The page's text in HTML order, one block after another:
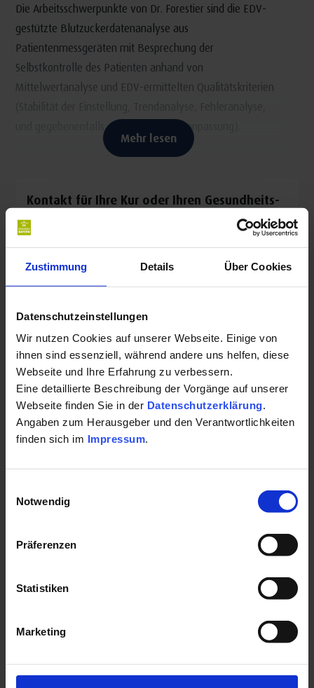
Zustimmung Details Über Cookies
Datenschutzeinstellungen
Wir nutzen Cookies auf unserer Webseite. Einige von
ihnen sind essenziell, während andere uns helfen, diese
Webseite und Ihre Erfahrung zu verbessern.
Eine detaillierte Beschreibung der Vorgänge auf unserer
Webseite finden Sie in der Datenschutzerklärung.
Angaben zum Herausgeber und den Verantwortlichkeiten
finden sich im Impressum.
Notwendig
Präferenzen
Statistiken
Marketing
Die Arbeitsschwerpunkte von Dr. Forestier sind die EDV-
gestützte Blutzuckerdatenanalyse aus
Patientenmessgeräten mit Besprechung der
Selbstkontrolle des Patienten anhand von
Mittelwertanalyse und EDV-ermittelten Qualitätskriterien
und gegebenenfalls Analyse der Dosisanpassung).
Ein weiterer Schwerpunkt ist die Behandlung von
Forestier ist Gründungsmitglied der Arbeitsgemeinschaft
Diabetesgesellschaft.
Spezialgebiete sind: die ambulante (Erst-) Einstellung auf
Insulin, Brittle-Diabetes-Situationen, Umstellungen von
intensivierte Insulintherapie, einschließlich
Insulinpumpenbehandlung. Telemedizinische
Weiterbetreuung nach Erstkontakt.
Leistungen:
Diabetologie
Mehr lesen
Kontakt für Ihre Kur oder Ihren Gesundheits-
Urlaub:
Diabeteszentrum Bad Aibling Dr. med. Nicole
83043 Bad Aibling
Auf Karte anzeigen | Route planen
Telefon:
+498061937080
E-Mail: